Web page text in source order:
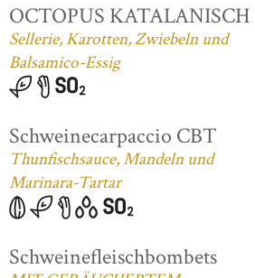
OCTOPUS KATALANISCH
Sellerie, Karotten, Zwiebeln und
Balsamico-Essig
Schweinecarpaccio CBT
Thunfischsauce, Mandeln und
Marinara-Tartar
Schweinefleischbombets